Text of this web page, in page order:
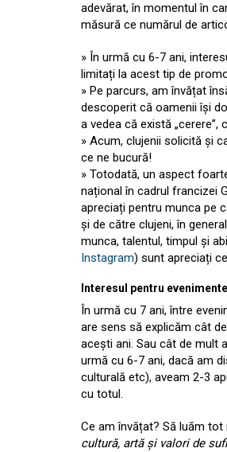
adevărat, în momentul în
măsură ce numărul de
» În urmă cu 6-7 ani,
limitați la acest tip de
» Pe parcurs, am învățat
descoperit că oamenii își
a vedea că există „cerere”,
» Acum, clujenii solicită și
ce ne bucură!
» Totodată, un aspect
național în cadrul francizei
apreciați pentru munca pe
și de către clujeni, în
munca, talentul, timpul și
Instagram) sunt apreciați
Interesul pentru
În urmă cu 7 ani, între
are sens să explicăm cât
acești ani. Sau cât de mult
urmă cu 6-7 ani, dacă am
culturală etc), aveam 2-3
cu totul.
Ce am învățat? Să luăm
cultură, artă și valori de